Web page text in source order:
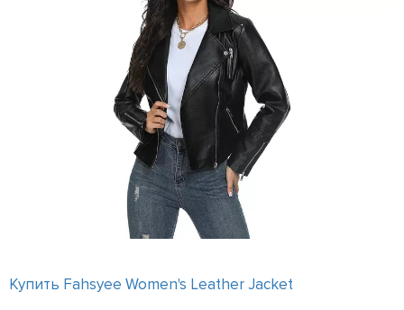
Купить Fahsyee Women's Leather Jacket